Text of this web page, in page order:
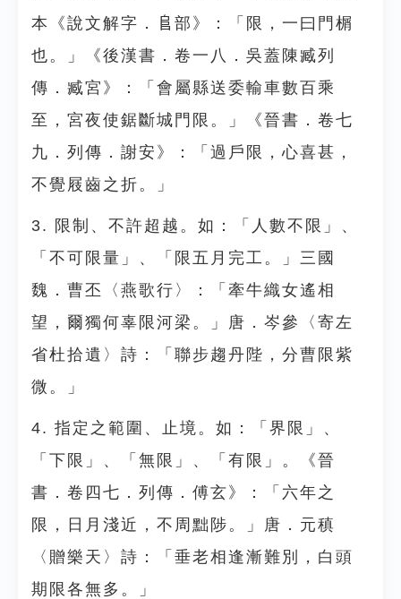
本《說文解字．𨸏部》：「限，一曰門榍
也。」《後漢書．卷一八．吳蓋陳臧列
傳．臧宮》：「會屬縣送委輸車數百乘
至，宮夜使鋸斷城門限。」《晉書．卷七
九．列傳．謝安》：「過戶限，心喜甚，
不覺屐齒之折。」
3. 限制、不許超越。如：「人數不限」、
「不可限量」、「限五月完工。」三國
魏．曹丕〈燕歌行〉：「牽牛織女遙相
望，爾獨何辜限河梁。」唐．岑參〈寄左
省杜拾遺〉詩：「聯步趨丹陛，分曹限紫
微。」
4. 指定之範圍、止境。如：「界限」、
「下限」、「無限」、「有限」。《晉
書．卷四七．列傳．傅玄》：「六年之
限，日月淺近，不周黜陟。」唐．元稹
〈贈樂天〉詩：「垂老相逢漸難別，白頭
期限各無多。」